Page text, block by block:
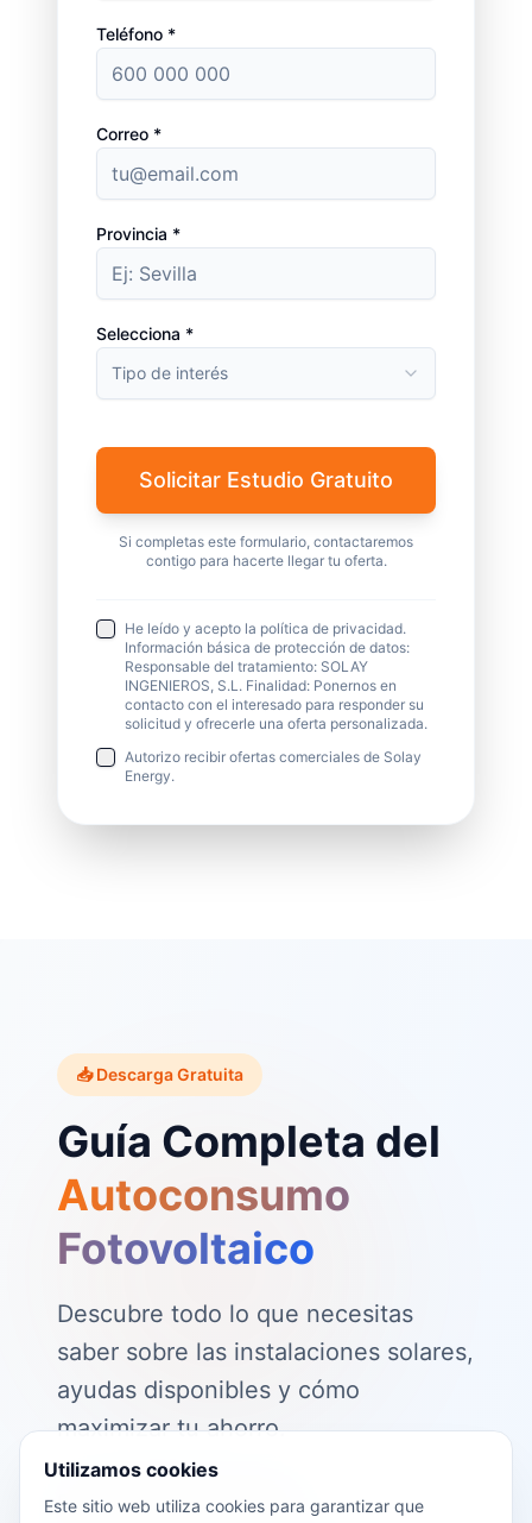
Teléfono *
Correo *
Provincia *
Selecciona *
Tipo de interés
Solicitar Estudio Gratuito
Si completas este formulario, contactaremos
contigo para hacerte llegar tu oferta.
He leído y acepto la política de privacidad.
Información básica de protección de datos:
Responsable del tratamiento: SOLAY
INGENIEROS, S.L. Finalidad: Ponernos en
contacto con el interesado para responder su
solicitud y ofrecerle una oferta personalizada.
Autorizo recibir ofertas comerciales de Solay
Energy.
📥 Descarga Gratuita
Guía Completa del
Autoconsumo
Fotovoltaico
Descubre todo lo que necesitas
saber sobre las instalaciones solares,
ayudas disponibles y cómo
maximizar tu ahorro.
📖 Contenido de la guía:
Utilizamos cookies
Este sitio web utiliza cookies para garantizar que